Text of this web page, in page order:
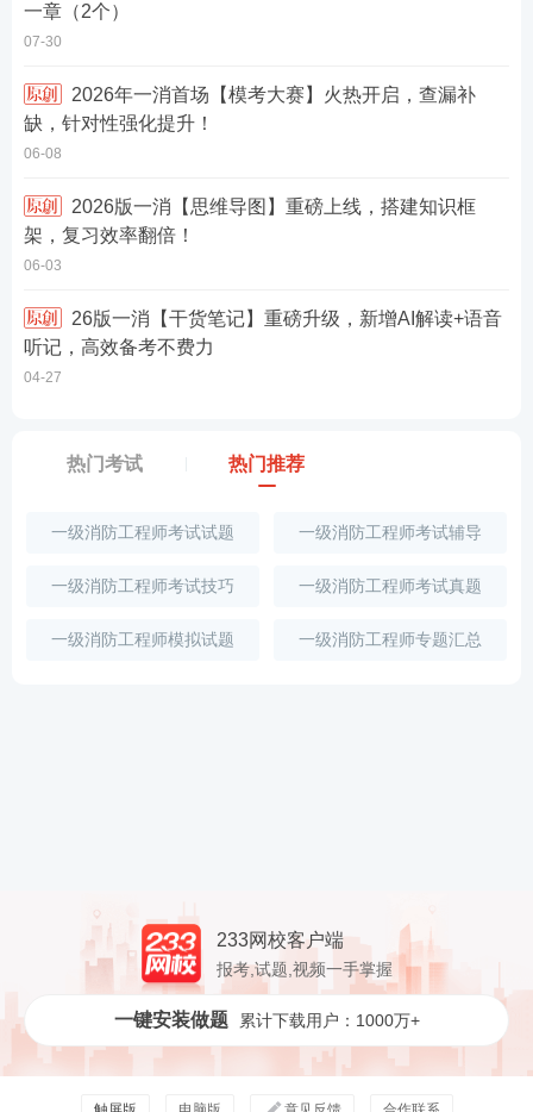
一章（2个）
07-30
缺，针对性强化提升！
06-08
架，复习效率翻倍！
06-03
听记，高效备考不费力
04-27
热门考试 热门推荐
一级消防工程师考试试题 一级消防工程师考试辅导
一级消防工程师考试技巧 一级消防工程师考试真题
一级消防工程师模拟试题 一级消防工程师专题汇总
233网校客户端
报考,试题,视频一手掌握
一键安装做题 累计下载用户：1000万+